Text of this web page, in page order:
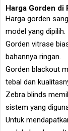
Harga Gorden di
Harga gorden
model yang dipilih.
Gorden vitrase
bahannya ringan.
Gorden blackout
tebal dan
Zebra blinds
sistem yang
Untuk